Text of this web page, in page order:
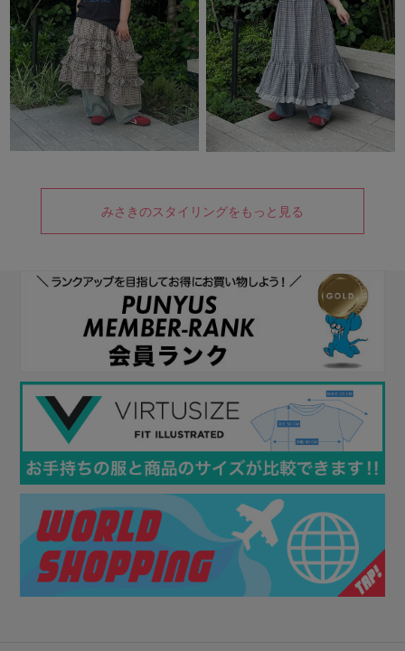
みさきのスタイリングをもっと見る